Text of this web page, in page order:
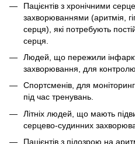
Пацієнтів з хронічними
захворюваннями (аритмія,
серця), які потребують
серця.
Людей, що пережили інфаркт
захворювання, для
Спортсменів, для
під час тренувань.
Літніх людей, що мають
серцево-судинних
Пацієнтів з підозрою на